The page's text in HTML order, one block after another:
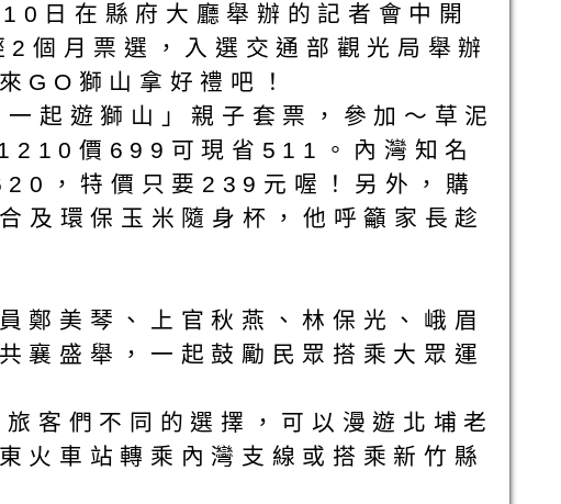
日在縣府大廳舉辦的記者會中開
個月票選，入選交通部觀光局舉辦
GO獅山拿好禮吧！
起遊獅山」親子套票，參加～草泥
價699可現省511。內灣知名
，特價只要239元喔！另外，購
及環保玉米隨身杯，他呼籲家長趁
鄭美琴、上官秋燕、林保光、峨眉
襄盛舉，一起鼓勵民眾搭乘大眾運
們不同的選擇，可以漫遊北埔老
火車站轉乘內灣支線或搭乘新竹縣